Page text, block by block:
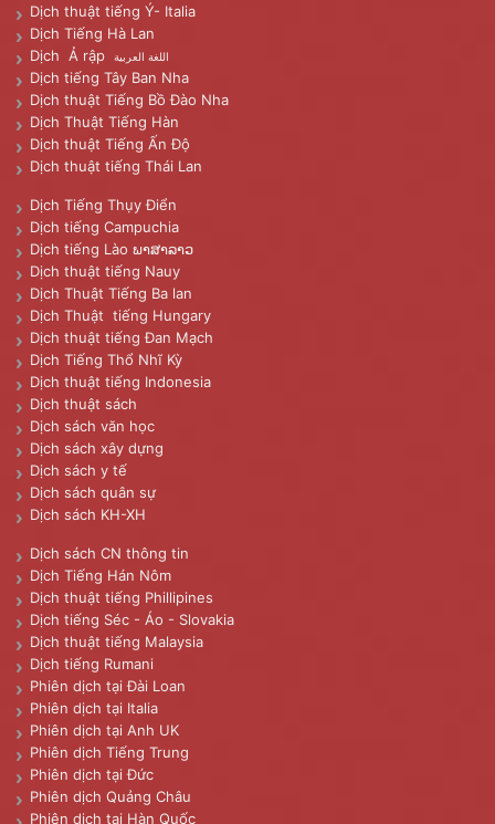
Dịch thuật tiếng Ý- Italia
Dịch Tiếng Hà Lan
Dịch Ả rập
اللغة العربية
Dịch tiếng Tây Ban Nha
Dịch thuật Tiếng Bồ Đào Nha
Dịch Thuật Tiếng Hàn
Dịch thuật Tiếng Ấn Độ
Dịch thuật tiếng Thái Lan
Dịch Tiếng Thụy Điển
Dịch tiếng Campuchia
Dịch tiếng Lào ພາສາລາວ
Dịch thuật tiếng Nauy
Dịch Thuật Tiếng Ba lan
Dịch Thuật tiếng Hungary
Dịch thuật tiếng Đan Mạch
Dịch Tiếng Thổ Nhĩ Kỳ
Dịch thuật tiếng Indonesia
Dịch thuật sách
Dịch sách văn học
Dịch sách xây dựng
Dịch sách y tế
Dịch sách quân sự
Dịch sách KH-XH
Dịch sách CN thông tin
Dịch Tiếng Hán Nôm
Dịch thuật tiếng Phillipines
Dịch tiếng Séc - Áo - Slovakia
Dịch thuật tiếng Malaysia
Dịch tiếng Rumani
Phiên dịch tại Đài Loan
Phiên dịch tại Italia
Phiên dịch tại Anh UK
Phiên dịch Tiếng Trung
Phiên dịch tại Đức
Phiên dịch Quảng Châu
Phiên dịch tại Hàn Quốc